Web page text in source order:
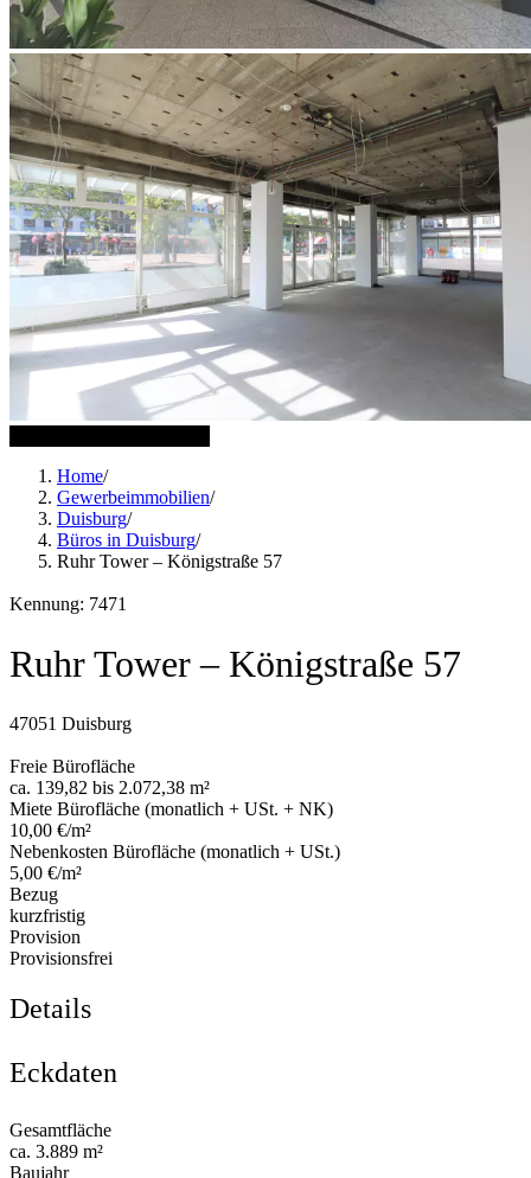
Home/
Gewerbeimmobilien/
Duisburg/
Büros in Duisburg/
Ruhr Tower – Königstraße 57
Kennung: 7471
Ruhr Tower – Königstraße 57
47051 Duisburg
Freie Bürofläche
ca. 139,82 bis 2.072,38 m²
Miete Bürofläche (monatlich + USt. + NK)
10,00 €/m²
Nebenkosten Bürofläche (monatlich + USt.)
5,00 €/m²
Bezug
kurzfristig
Provision
Provisionsfrei
Details
Eckdaten
Gesamtfläche
ca. 3.889 m²
Baujahr